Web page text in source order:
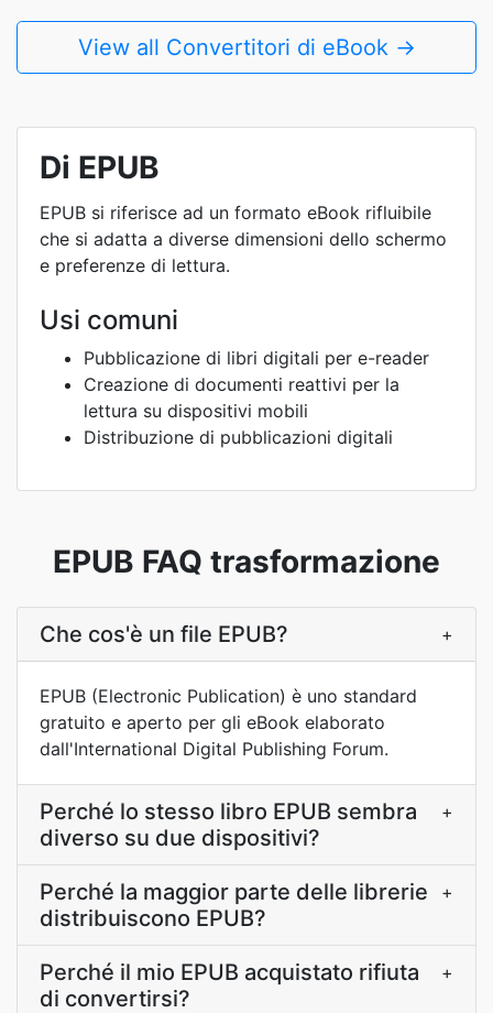
View all Convertitori di eBook →
Di EPUB
EPUB si riferisce ad un formato eBook rifluibile
che si adatta a diverse dimensioni dello schermo
e preferenze di lettura.
Usi comuni
Pubblicazione di libri digitali per e-reader
Creazione di documenti reattivi per la
lettura su dispositivi mobili
Distribuzione di pubblicazioni digitali
EPUB FAQ trasformazione
Che cos'è un file EPUB? +
EPUB (Electronic Publication) è uno standard
gratuito e aperto per gli eBook elaborato
dall'International Digital Publishing Forum.
Perché lo stesso libro EPUB sembra
diverso su due dispositivi?
+
Perché la maggior parte delle librerie
distribuiscono EPUB?
+
Perché il mio EPUB acquistato rifiuta
di convertirsi?
+